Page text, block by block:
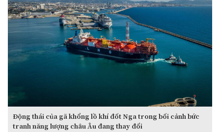
Động thái của gã khổng lồ khí đốt Nga trong bối cảnh bức
tranh năng lượng châu Âu đang thay đổi